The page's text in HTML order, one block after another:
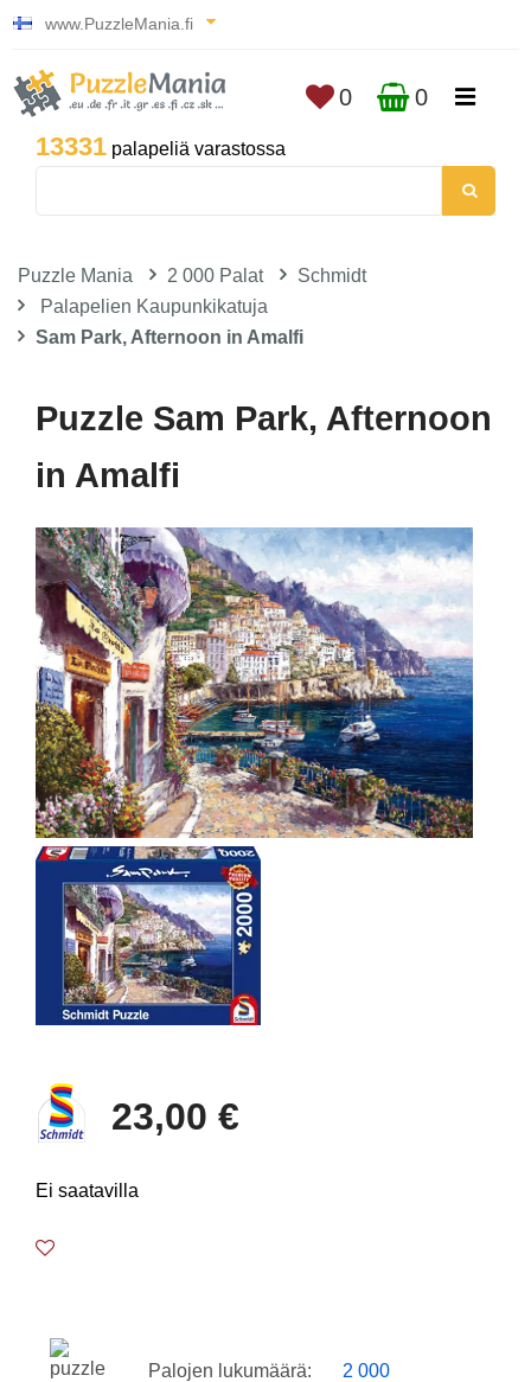
www.PuzzleMania.fi
13331 palapeliä varastossa
0 0
Puzzle Mania 2 000 Palat
Schmidt
Palapelien Kaupunkikatuja
Sam Park, Afternoon in Amalfi
Puzzle Sam Park, Afternoon
in Amalfi
23,00 €
Ei saatavilla
Palojen lukumäärä: 2 000